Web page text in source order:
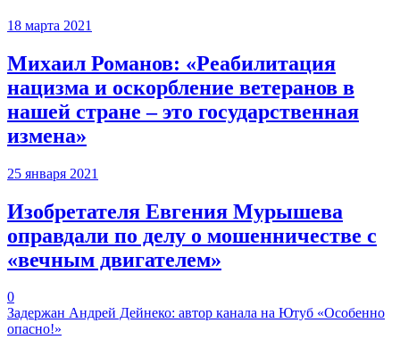
18 марта 2021
Михаил Романов: «Реабилитация
нацизма и оскорбление ветеранов в
нашей стране – это государственная
измена»
25 января 2021
Изобретателя Евгения Мурышева
оправдали по делу о мошенничестве с
«вечным двигателем»
0
Задержан Андрей Дейнеко: автор канала на Ютуб «Особенно
опасно!»